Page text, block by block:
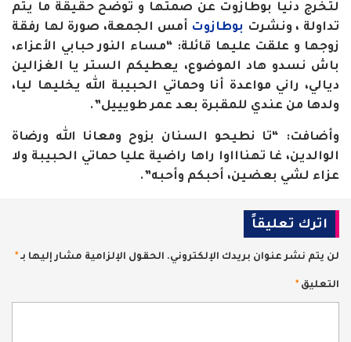
لتخرج دنيا بوطازوت عن صمتها و توضح حقيقة ما يتم
تداولة ، ونشرت بوطازوت أمس الجمعة، صورة لها رفقة
زوجها و علقت عليها قائلة: “مساء النور حبابي الأعزاء،
باش نسدو هاد الموضوع، يعطيكم الستر يا الغزالين
ديالي، راني مواعدة أنا وحماتي الحبيبة الله يخليها ليا،
ولدها من عندي للمقبرة بعد عمر طويييل”.
وأضافت: “تا نطيحو السنان بزوح ومعانا الله ورضاة
الوالدين، غا تهناااوا راها راضية عليا حماتي الحبيبة ولا
عزاء لشي بعضين، أحبكم وأحبه”.
اترك تعليقاً
لن يتم نشر عنوان بريدك الإلكتروني. الحقول الإلزامية مشار إليها بـ*
التعليق*